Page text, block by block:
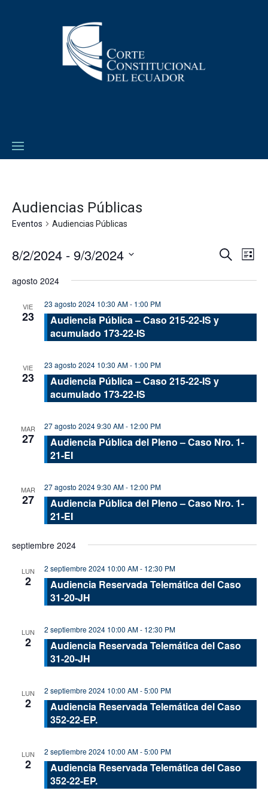
Audiencias Públicas
Eventos Audiencias Públicas
vistas
de
Buscar
Lista
8/2/2024 - 9/3/2024
fecha.
agosto 2024
VIE
23
23 agosto 2024 10:30 AM- 1:00 PM
Audiencia Pública – Caso 215-22-IS y
acumulado 173-22-IS
VIE
23
23 agosto 2024 10:30 AM- 1:00 PM
Audiencia Pública – Caso 215-22-IS y
acumulado 173-22-IS
MAR
27
27 agosto 2024 9:30 AM- 12:00 PM
Audiencia Pública del Pleno – Caso Nro. 1-
21-EI
MAR
27
27 agosto 2024 9:30 AM- 12:00 PM
Audiencia Pública del Pleno – Caso Nro. 1-
21-EI
septiembre 2024
LUN
2
2 septiembre 2024 10:00 AM- 12:30 PM
Audiencia Reservada Telemática del Caso
31-20-JH
LUN
2
2 septiembre 2024 10:00 AM- 12:30 PM
Audiencia Reservada Telemática del Caso
31-20-JH
LUN
2
2 septiembre 2024 10:00 AM-5:00 PM
Audiencia Reservada Telemática del Caso
352-22-EP.
LUN
2
2 septiembre 2024 10:00 AM-5:00 PM
Audiencia Reservada Telemática del Caso
352-22-EP.